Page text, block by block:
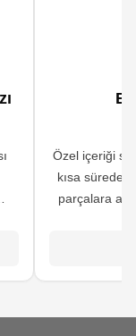
Özel içeriği
kısa sürede -
parçalara